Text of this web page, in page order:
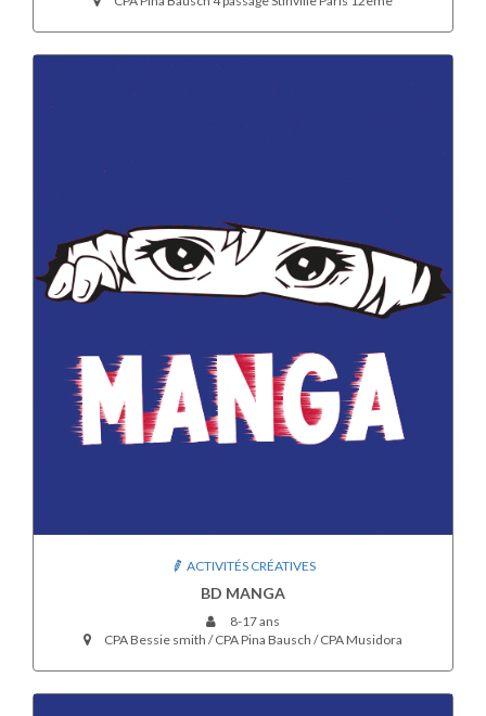
ACTIVITÉS CRÉATIVES
BD MANGA
8-17 ans
CPA Bessie smith / CPA Pina Bausch / CPA Musidora